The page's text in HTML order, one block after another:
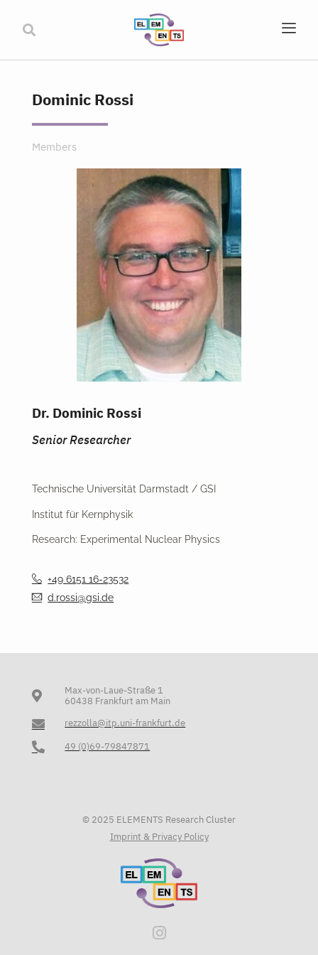
Dominic Rossi
Members
Dr. Dominic Rossi
Senior Researcher
Technische Universität Darmstadt / GSI
Institut für Kernphysik
Research: Experimental Nuclear Physics
+49 6151 16-23532
d.rossi@gsi.de
Max-von-Laue-Straße 1
60438 Frankfurt am Main
rezzolla@itp.uni-frankfurt.de
49 (0)69-79847871
© 2025 ELEMENTS Research Cluster
Imprint & Privacy Policy